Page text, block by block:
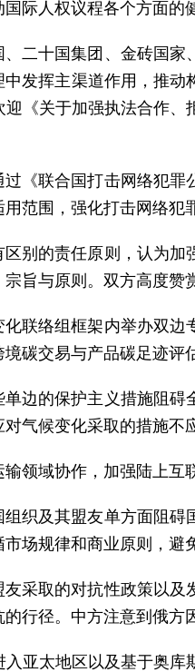
际人权议程各个方面的
二十国集团、金砖国
发挥主渠道作用，推
《关于加强执法合作
《联合国打击网络犯
范围，强化打击网络犯
别的责任原则，认为
旨与原则。双方高度
联络组框架内举办双
碳交易与产品碳足迹评
边的保护主义措施阻
气候变化采取的措施
领域协作，加强陆上
织及其盟友单方面阻
场规律和商业原则，
采取的对抗性政策以
行径。中方注意到俄方
亚太地区以及基于奥